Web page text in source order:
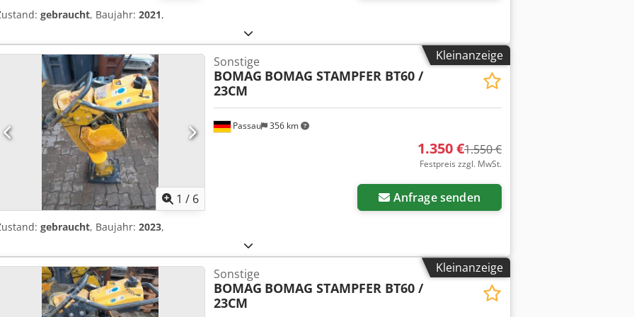
gebraucht, Baujahr: 2021,
Kleinanzeige
1 / 6
Passau 356 km
Sonstige
BOMAG BOMAG STAMPFER BT60 /
23CM
1.350 €1.550 €
Festpreis zzgl. MwSt.
Anfrage senden
gebraucht, Baujahr: 2023,
Kleinanzeige
Sonstige
BOMAG BOMAG STAMPFER BT60 /
23CM